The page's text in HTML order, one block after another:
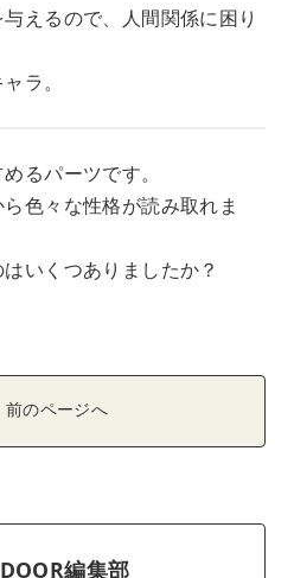
えるので、人間関係に困り
ラ。
るパーツです。
色々な性格が読み取れま
いくつありましたか？
前のページへ
編集部